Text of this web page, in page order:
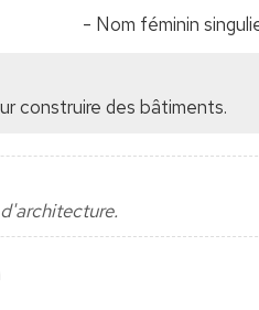
- Nom féminin
construire des bâtiments.